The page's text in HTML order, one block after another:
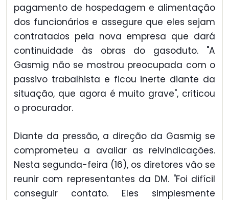
pagamento de hospedagem e alimentação
dos funcionários e assegure que eles sejam
contratados pela nova empresa que dará
continuidade às obras do gasoduto. "A
Gasmig não se mostrou preocupada com o
passivo trabalhista e ficou inerte diante da
situação, que agora é muito grave", criticou
o procurador.
Diante da pressão, a direção da Gasmig se
comprometeu a avaliar as reivindicações.
Nesta segunda-feira (16), os diretores vão se
reunir com representantes da DM. "Foi difícil
conseguir contato. Eles simplesmente